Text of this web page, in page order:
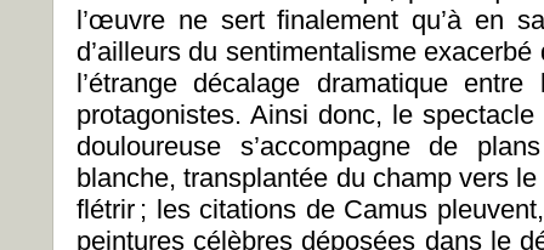
l’œuvre ne sert finalement qu’à en
d’ailleurs du sentimentalisme
l’étrange décalage dramatique
protagonistes. Ainsi donc, le
douloureuse s’accompagne de
blanche, transplantée du champ vers
flétrir ; les citations de Camus
peintures célèbres déposées dans le